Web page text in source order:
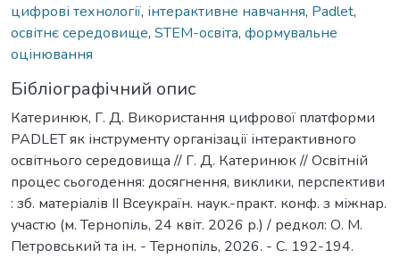
цифрові технології, інтерактивне навчання, Padlet,
освітнє середовище, STEM-освіта, формувальне
оцінювання
Бібліографічний опис
Катеринюк, Г. Д. Використання цифрової платформи
PADLET як інструменту організації інтерактивного
освітнього середовища // Г. Д. Катеринюк // Освітній
процес сьогодення: досягнення, виклики, перспективи
: зб. матеріалів ІІ Всеукраїн. наук.-практ. конф. з міжнар.
участю (м. Тернопіль, 24 квіт. 2026 р.) / редкол: О. М.
Петровський та ін. - Тернопіль, 2026. - С. 192-194.